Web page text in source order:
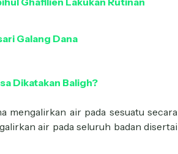
Galang Dana
Dikatakan Baligh?
mengalirkan air pada sesuatu secara
air pada seluruh badan disertai